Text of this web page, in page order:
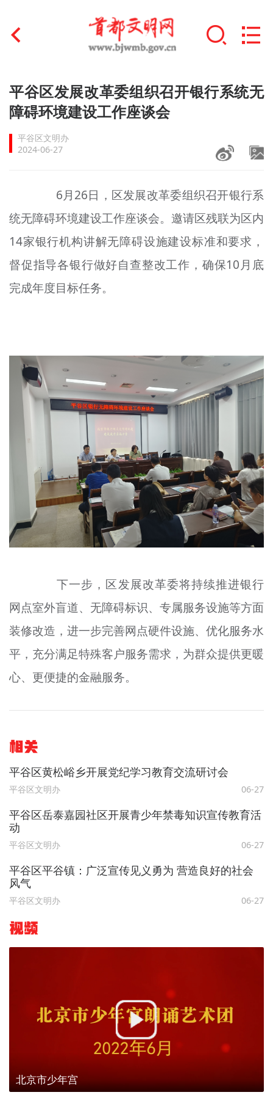
首页
文明创建
文明实践
未成年人思想道德建设
榜样人物
+
身边好人
文明评论
专题
资料库
+
平谷区发展改革委组织召开银行系统无
障碍环境建设工作座谈会
平谷区文明办
2024-06-27
6月26日，区发展改革委组织召开银行系
统无障碍环境建设工作座谈会。邀请区残联为区内
14家银行机构讲解无障碍设施建设标准和要求，
督促指导各银行做好自查整改工作，确保10月底
完成年度目标任务。
下一步，区发展改革委将持续推进银行
网点室外盲道、无障碍标识、专属服务设施等方面
装修改造，进一步完善网点硬件设施、优化服务水
平，充分满足特殊客户服务需求，为群众提供更暖
心、更便捷的金融服务。
相关
平谷区黄松峪乡开展党纪学习教育交流研讨会
平谷区文明办 06-27
平谷区岳泰嘉园社区开展青少年禁毒知识宣传教育活
动
平谷区文明办 06-27
平谷区平谷镇：广泛宣传见义勇为 营造良好的社会
风气
平谷区文明办 06-27
视频
北京市少年宫